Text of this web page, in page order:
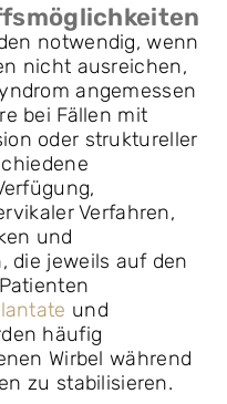
notwendig, wenn
nicht ausreichen,
angemessen
bei Fällen mit
oder struktureller
Verfahren,
und
die jeweils auf den
und
häufig
Wirbel während
zu stabilisieren.